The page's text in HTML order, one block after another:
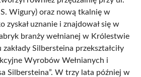
Wigury) oraz nową tkalnię w
zyskał uznanie i znajdował się w
branży wełnianej w Królestwie
Silbersteina przekształciły
Wyrobów Wełnianych i
Silbersteina”. W trzy lata później w